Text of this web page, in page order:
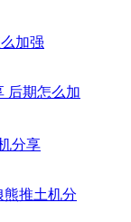
加强
分享